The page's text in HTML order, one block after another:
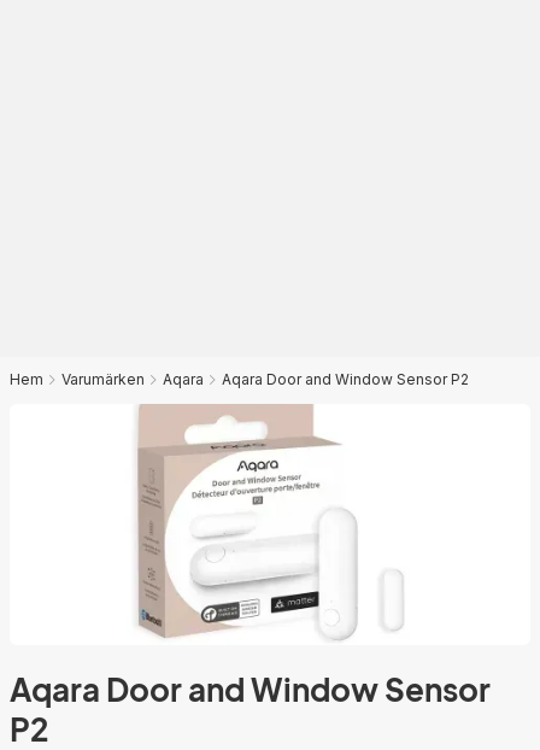
Hem Varumärken Aqara Aqara Door and Window Sensor P2
Aqara Door and Window Sensor
P2